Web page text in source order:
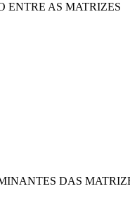
ENTRE AS MATRIZES
DAS